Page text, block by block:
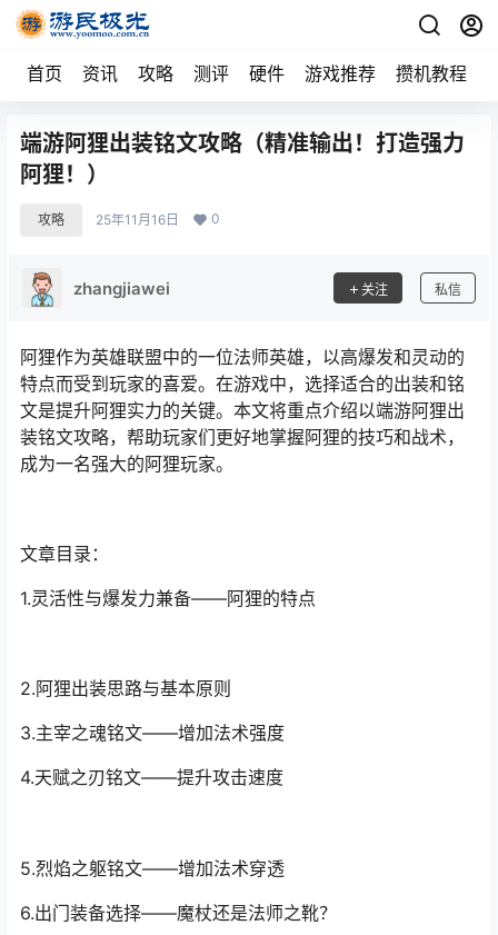
首页 资讯 攻略 测评 硬件 游戏推荐 攒机教程
端游阿狸出装铭文攻略（精准输出！打造强力
阿狸！）
攻略 25年11月16日 0
zhangjiawei 关注 私信
阿狸作为英雄联盟中的一位法师英雄，以高爆发和灵动的
特点而受到玩家的喜爱。在游戏中，选择适合的出装和铭
文是提升阿狸实力的关键。本文将重点介绍以端游阿狸出
装铭文攻略，帮助玩家们更好地掌握阿狸的技巧和战术，
成为一名强大的阿狸玩家。
文章目录：
1.灵活性与爆发力兼备——阿狸的特点
2.阿狸出装思路与基本原则
3.主宰之魂铭文——增加法术强度
4.天赋之刃铭文——提升攻击速度
5.烈焰之躯铭文——增加法术穿透
6.出门装备选择——魔杖还是法师之靴？